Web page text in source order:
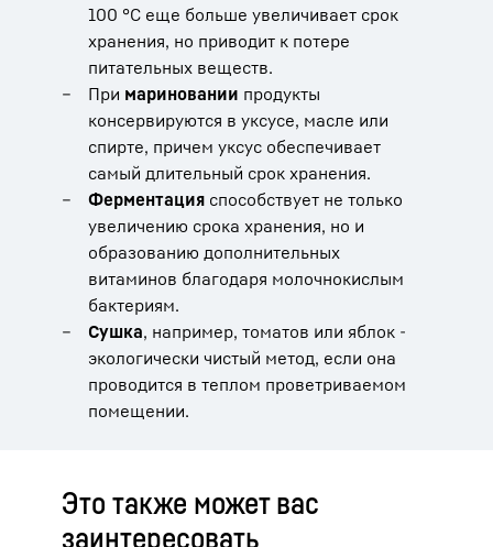
100 °C еще больше увеличивает срок
хранения, но приводит к потере
питательных веществ.
При мариновании продукты
консервируются в уксусе, масле или
спирте, причем уксус обеспечивает
самый длительный срок хранения.
Ферментация способствует не только
увеличению срока хранения, но и
образованию дополнительных
витаминов благодаря молочнокислым
бактериям.
Сушка, например, томатов или яблок -
экологически чистый метод, если она
проводится в теплом проветриваемом
помещении.
Это также может вас
заинтересовать